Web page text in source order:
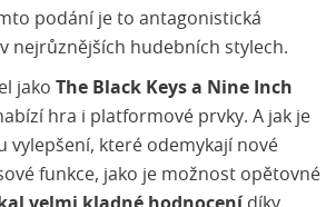
podání je to antagonistická
nejrůznějších hudebních stylech.
jako The Black Keys a Nine Inch
hra i platformové prvky. A jak je
vylepšení, které odemykají nové
funkce, jako je možnost opětovné